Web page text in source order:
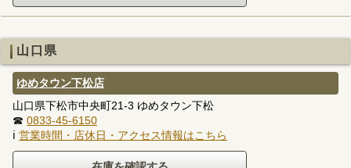
山口県
ゆめタウン下松店
山口県下松市中央町21-3 ゆめタウン下松
☎ 0833-45-6150
ℹ 営業時間・店休日・アクセス情報はこちら